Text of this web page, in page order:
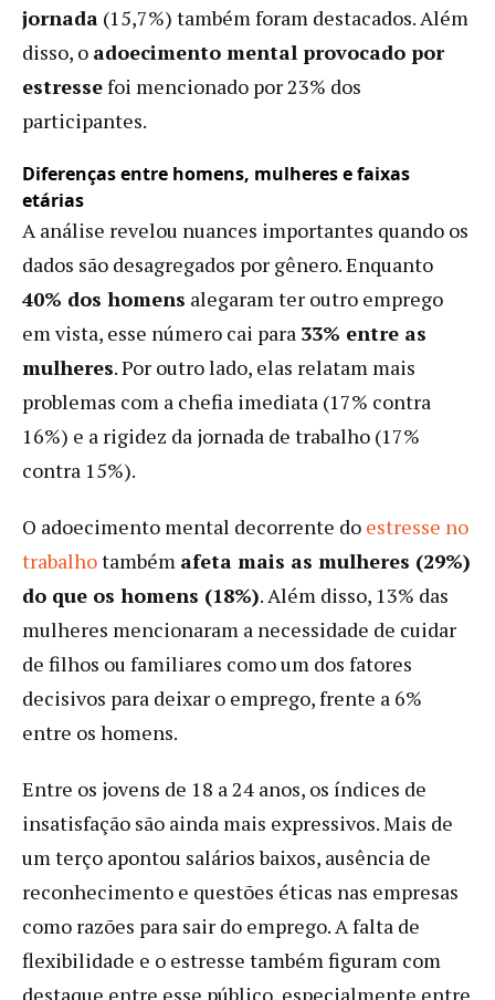
jornada (15,7%) também foram destacados. Além
disso, o adoecimento mental provocado por
estressefoi mencionado por 23% dos
participantes.
Diferenças entre homens, mulheres e faixas
etárias
A análise revelou nuances importantes quando os
dados são desagregados por gênero. Enquanto
40% dos homens alegaram ter outro emprego
em vista, esse número cai para 33% entre as
mulheres. Por outro lado, elas relatam mais
problemas com a chefia imediata (17% contra
16%) e a rigidez da jornada de trabalho (17%
contra 15%).
O adoecimento mental decorrente do estresse no
trabalhotambém afeta mais as mulheres (29%)
do que os homens (18%). Além disso, 13% das
mulheres mencionaram a necessidade de cuidar
de filhos ou familiares como um dos fatores
decisivos para deixar o emprego, frente a 6%
entre os homens.
Entre os jovens de 18 a 24 anos, os índices de
insatisfação são ainda mais expressivos. Mais de
um terço apontou salários baixos, ausência de
reconhecimento e questões éticas nas empresas
como razões para sair do emprego. A falta de
flexibilidade e o estresse também figuram com
destaque entre esse público, especialmente entre